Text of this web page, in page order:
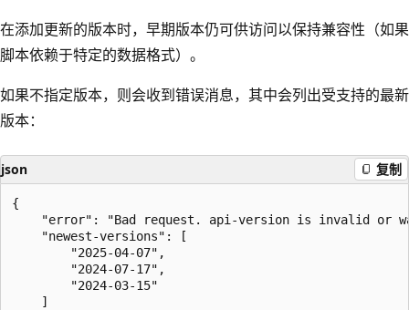
在添加更新的版本时，早期版本仍可供访问以保持兼容性（如果
脚本依赖于特定的数据格式）。
如果不指定版本，则会收到错误消息，其中会列出受支持的最新
版本：
json 复制
{
"error": "Bad request. api-version is invalid or
    "newest-versions": [
        "2025-04-07",
        "2024-07-17",
        "2024-03-15"
    ]